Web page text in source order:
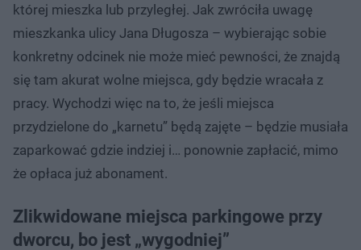
której mieszka lub przyległej. Jak zwróciła uwagę
mieszkanka ulicy Jana Długosza – wybierając sobie
konkretny odcinek nie może mieć pewności, że znajdą
się tam akurat wolne miejsca, gdy będzie wracała z
pracy. Wychodzi więc na to, że jeśli miejsca
przydzielone do „karnetu” będą zajęte – będzie musiała
zaparkować gdzie indziej i… ponownie zapłacić, mimo
że opłaca już abonament.
Zlikwidowane miejsca parkingowe przy
dworcu, bo jest „wygodniej”